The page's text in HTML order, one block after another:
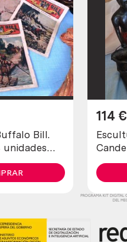
Bill.
unidades
114 €